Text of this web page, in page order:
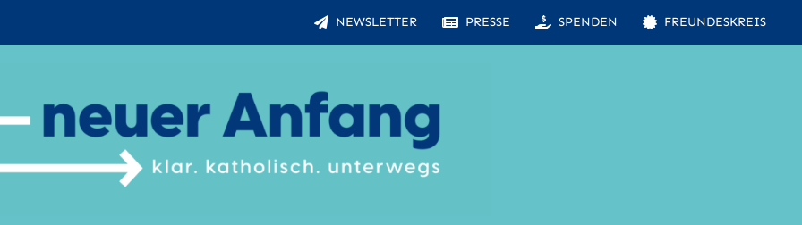
NEWSLETTER PRESSE SPENDEN FREUNDESKREIS